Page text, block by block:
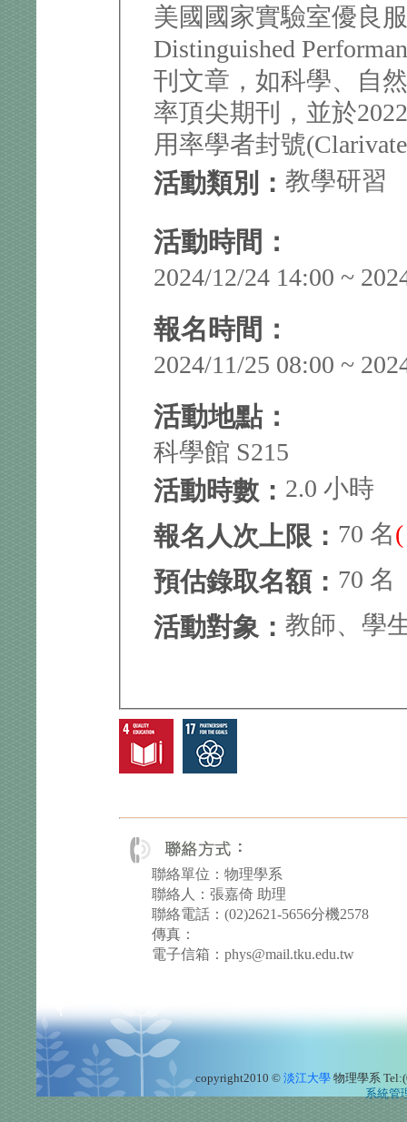
美國國家實驗室優良
Distinguished
刊文章，如科學、自
率頂尖期刊，並於
用率學者封號
活動類別： 教學研習
活動時間：
2024/12/24 14:00 ~
報名時間：
2024/11/25 08:00 ~
活動地點：
科學館 S215
活動時數： 2.0 小時
報名人次上限： 70 名
預估錄取名額： 70 名
活動對象： 教師、學
聯絡單位：物理學系
聯絡人：張嘉倚 助理
聯絡電話：(02)2621-5656分機2578
傳真：
電子信箱：phys@mail.tku.edu.tw
copyright2010 © 淡江大學 物理學系
系統管